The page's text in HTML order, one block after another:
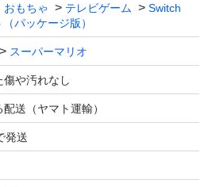
おもちゃ テレビゲーム
Switch
（パッケージ版）
スーパーマリオ
傷や汚れなし
送（ヤマト運輸）
発送